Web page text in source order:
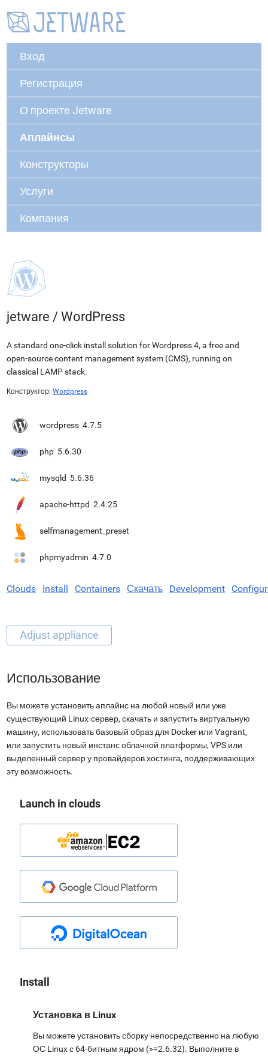
Вход
Регистрация
О проекте Jetware
Аплайнсы
Конструкторы
Услуги
Компания
jetware / WordPress
A standard one-click install solution for Wordpress 4, a free and
open-source content management system (CMS), running on
classical LAMP stack.
Конструктор: Wordpress
wordpress 4.7.5
php 5.6.30
mysqld 5.6.36
apache-httpd 2.4.25
selfmanagement_preset
phpmyadmin 4.7.0
Clouds Install Containers Скачать Development
Использование
Вы можете установить аплайнс на любой новый или уже
существующий Linux-сервер, скачать и запустить виртуальную
машину, использовать базовый образ для Docker или Vagrant,
или запустить новый инстанс облачной платформы, VPS или
выделенный сервер у провайдеров хостинга, поддерживающих
эту возможность.
Launch in clouds
Install
Установка в Linux
Вы можете установить сборку непосредственно на любую
ОС Linux с 64-битным ядром (>=2.6.32). Выполните в